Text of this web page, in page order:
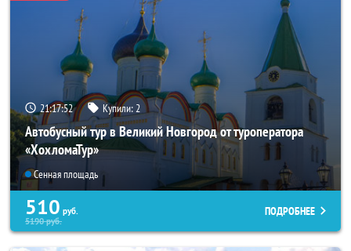
21:17:52 Купили: 2
Автобусный тур в Великий Новгород от туроператора
«ХохломаТур»
Сенная площадь
510 руб.
5190руб.
ПОДРОБНЕЕ